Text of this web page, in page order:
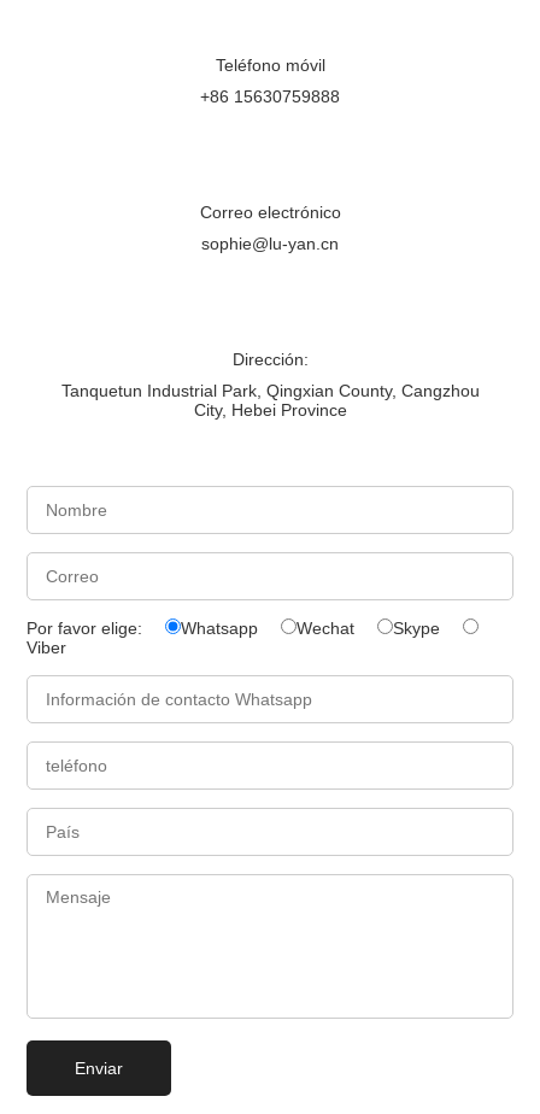
Teléfono móvil
+86 15630759888
Correo electrónico
sophie@lu-yan.cn
Dirección:
Tanquetun Industrial Park, Qingxian County, Cangzhou
City, Hebei Province
Por favor elige: Whatsapp Wechat
Skype
Viber